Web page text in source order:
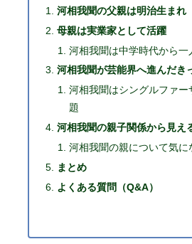
河相我聞の父親は明治生まれ
母親は実業家として活躍
河相我聞は中学時代から一
河相我聞が芸能界へ進んだき
河相我聞はシングルファー
題
河相我聞の親子関係から見え
河相我聞の親について気に
まとめ
よくある質問（Q&A）